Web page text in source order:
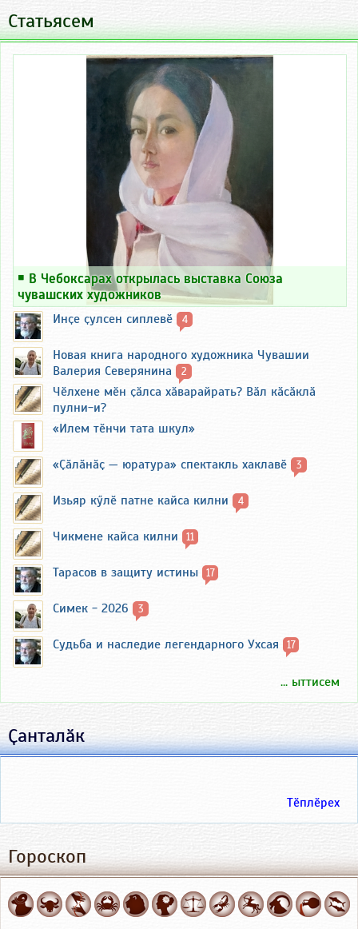
Статьясем
￭ В Чебоксарах открылась выставка Союза
чувашских художников
Инҫе ҫулсен сиплевӗ 4
Новая книга народного художника Чувашии
Валерия Северянина
2
Чӗлхене мӗн ҫӑлса хӑварайрать? Вӑл кӑсӑклӑ
пулни-и?
«Илем тӗнчи тата шкул»
«Ҫӑлӑнӑҫ — юратура» спектакль хаклавӗ 3
Изьяр кӳлӗ патне кайса килни 4
Чикмене кайса килни 11
Тарасов в защиту истины 17
Симек - 2026 3
Судьба и наследие легендарного Ухсая 17
... ыттисем
Ҫанталӑк
Тӗплӗрех
Гороскоп